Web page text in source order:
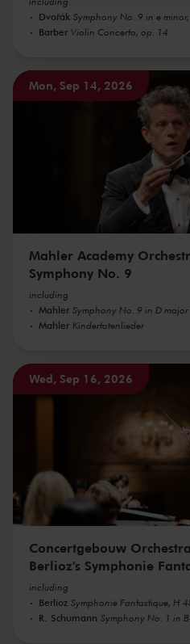
Dvořák Symphony No. 9 in e
Barber Violin Concerto, op. 14
Mon, Sep 14, 2026
Mahler Academy
Symphony No. 9
including
Mahler Symphony No. 9 in D major
Mahler Kindertotenlieder
Wed, Sep 16, 2026
Concertgebouw
Berlioz's Symphonie
including
Berlioz Symphonie Fantastique, H
R. Schumann Symphony No. 1 in